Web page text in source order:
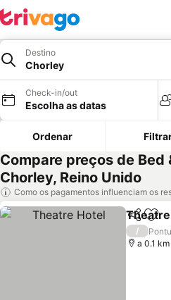
Destino
Chorley
Check-in/out
Escolha as datas
Ordenar
Compare preços de Bed
Chorley, Reino Unido
Como os pagamentos influenciam os
Partilhar
/
a 0.1